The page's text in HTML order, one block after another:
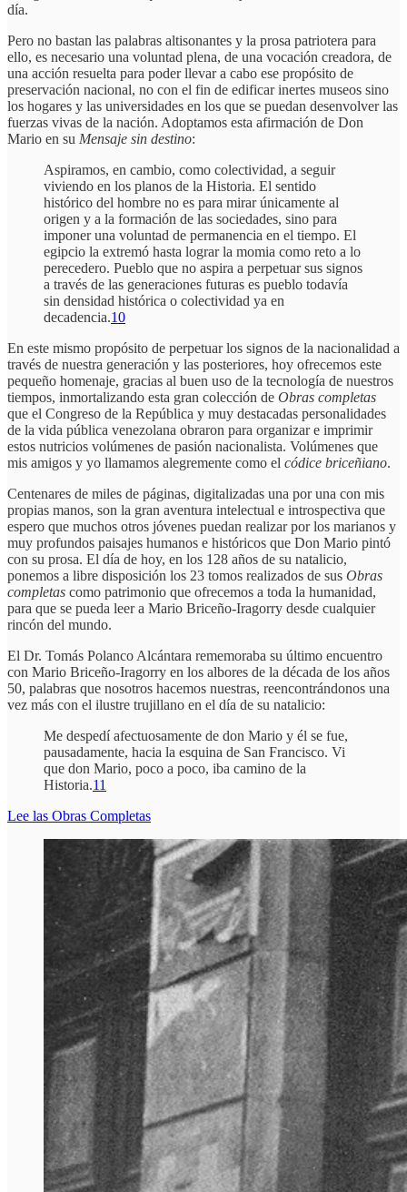
día.
Pero no bastan las palabras altisonantes y la prosa patriotera para
ello, es necesario una voluntad plena, de una vocación creadora, de
una acción resuelta para poder llevar a cabo ese propósito de
preservación nacional, no con el fin de edificar inertes museos sino
los hogares y las universidades en los que se puedan desenvolver las
fuerzas vivas de la nación. Adoptamos esta afirmación de Don
Mario en su Mensaje sin destino:
Aspiramos, en cambio, como colectividad, a seguir
viviendo en los planos de la Historia. El sentido
histórico del hombre no es para mirar únicamente al
origen y a la formación de las sociedades, sino para
imponer una voluntad de permanencia en el tiempo. El
egipcio la extremó hasta lograr la momia como reto a lo
perecedero. Pueblo que no aspira a perpetuar sus signos
a través de las generaciones futuras es pueblo todavía
sin densidad histórica o colectividad ya en
decadencia.10
En este mismo propósito de perpetuar los signos de la nacionalidad a
través de nuestra generación y las posteriores, hoy ofrecemos este
pequeño homenaje, gracias al buen uso de la tecnología de nuestros
tiempos, inmortalizando esta gran colección de Obras completas
que el Congreso de la República y muy destacadas personalidades
de la vida pública venezolana obraron para organizar e imprimir
estos nutricios volúmenes de pasión nacionalista. Volúmenes que
mis amigos y yo llamamos alegremente como el códice briceñiano.
Centenares de miles de páginas, digitalizadas una por una con mis
propias manos, son la gran aventura intelectual e introspectiva que
espero que muchos otros jóvenes puedan realizar por los marianos y
muy profundos paisajes humanos e históricos que Don Mario pintó
con su prosa. El día de hoy, en los 128 años de su natalicio,
ponemos a libre disposición los 23 tomos realizados de sus Obras
completas como patrimonio que ofrecemos a toda la humanidad,
para que se pueda leer a Mario Briceño-Iragorry desde cualquier
rincón del mundo.
El Dr. Tomás Polanco Alcántara rememoraba su último encuentro
con Mario Briceño-Iragorry en los albores de la década de los años
50, palabras que nosotros hacemos nuestras, reencontrándonos una
vez más con el ilustre trujillano en el día de su natalicio:
Me despedí afectuosamente de don Mario y él se fue,
pausadamente, hacia la esquina de San Francisco. Vi
que don Mario, poco a poco, iba camino de la
Historia.11
Lee las Obras Completas